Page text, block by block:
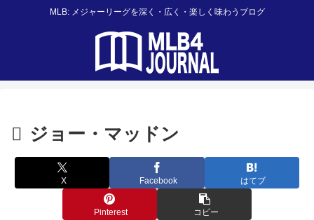
MLB: メジャーリーグを深く・広く・楽しく味わうブログ
ジョー・マッドン
X Facebook はてブ
Pinterest コピー